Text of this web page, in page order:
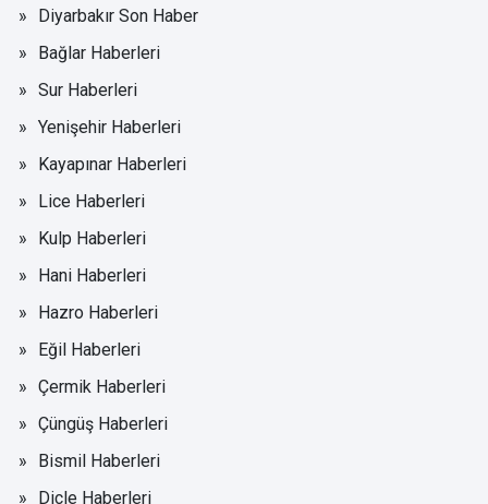
Diyarbakır Son Haber
Bağlar Haberleri
Sur Haberleri
Yenişehir Haberleri
Kayapınar Haberleri
Lice Haberleri
Kulp Haberleri
Hani Haberleri
Hazro Haberleri
Eğil Haberleri
Çermik Haberleri
Çüngüş Haberleri
Bismil Haberleri
Dicle Haberleri